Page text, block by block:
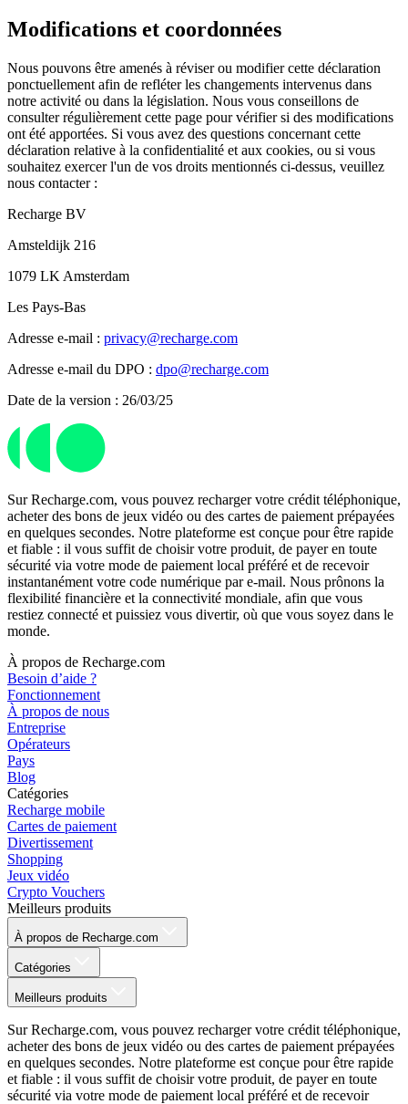
Modifications et coordonnées
Nous pouvons être amenés à réviser ou modifier cette déclaration
ponctuellement afin de refléter les changements intervenus dans
notre activité ou dans la législation. Nous vous conseillons de
consulter régulièrement cette page pour vérifier si des modifications
ont été apportées. Si vous avez des questions concernant cette
déclaration relative à la confidentialité et aux cookies, ou si vous
souhaitez exercer l'un de vos droits mentionnés ci-dessus, veuillez
nous contacter :
Recharge BV
Amsteldijk 216
1079 LK Amsterdam
Les Pays-Bas
Adresse e-mail : privacy@recharge.com
Adresse e-mail du DPO : dpo@recharge.com
Date de la version : 26/03/25
Sur Recharge.com, vous pouvez recharger votre crédit téléphonique,
acheter des bons de jeux vidéo ou des cartes de paiement prépayées
en quelques secondes. Notre plateforme est conçue pour être rapide
et fiable : il vous suffit de choisir votre produit, de payer en toute
sécurité via votre mode de paiement local préféré et de recevoir
instantanément votre code numérique par e-mail. Nous prônons la
flexibilité financière et la connectivité mondiale, afin que vous
restiez connecté et puissiez vous divertir, où que vous soyez dans le
monde.
À propos de Recharge.com
Besoin d’aide ?
Fonctionnement
À propos de nous
Entreprise
Opérateurs
Pays
Blog
Catégories
Recharge mobile
Cartes de paiement
Divertissement
Shopping
Jeux vidéo
Crypto Vouchers
Meilleurs produits
À propos de Recharge.com
Catégories
Meilleurs produits
Sur Recharge.com, vous pouvez recharger votre crédit téléphonique,
acheter des bons de jeux vidéo ou des cartes de paiement prépayées
en quelques secondes. Notre plateforme est conçue pour être rapide
et fiable : il vous suffit de choisir votre produit, de payer en toute
sécurité via votre mode de paiement local préféré et de recevoir